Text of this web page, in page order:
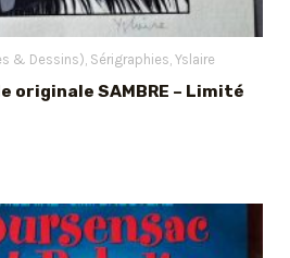
& Dessins) Sérigraphies Yslaire
originale SAMBRE – Limité